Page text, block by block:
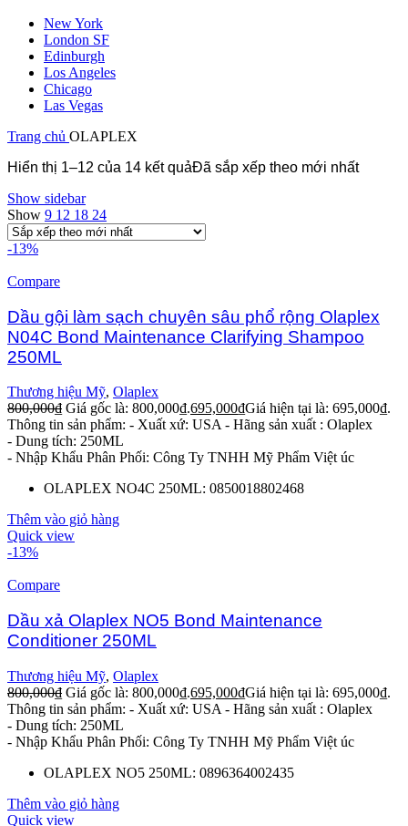
New York
London SF
Edinburgh
Los Angeles
Chicago
Las Vegas
Trang chủ OLAPLEX
Hiển thị 1–12 của 14 kết quảĐã sắp xếp theo mới nhất
Show sidebar
Show 9 12 18 24
-13%
Compare
Dầu gội làm sạch chuyên sâu phổ rộng Olaplex
N04C Bond Maintenance Clarifying Shampoo
250ML
Thương hiệu Mỹ, Olaplex
800,000₫ Giá gốc là: 800,000₫.695,000₫Giá hiện tại là: 695,000₫.
Thông tin sản phẩm: - Xuất xứ: USA - Hãng sản xuất : Olaplex
- Dung tích: 250ML
- Nhập Khẩu Phân Phối: Công Ty TNHH Mỹ Phẩm Việt úc
OLAPLEX NO4C 250ML: 0850018802468
Thêm vào giỏ hàng
Quick view
-13%
Compare
Dầu xả Olaplex NO5 Bond Maintenance
Conditioner 250ML
Thương hiệu Mỹ, Olaplex
800,000₫ Giá gốc là: 800,000₫.695,000₫Giá hiện tại là: 695,000₫.
Thông tin sản phẩm: - Xuất xứ: USA - Hãng sản xuất : Olaplex
- Dung tích: 250ML
- Nhập Khẩu Phân Phối: Công Ty TNHH Mỹ Phẩm Việt úc
OLAPLEX NO5 250ML: 0896364002435
Thêm vào giỏ hàng
Quick view